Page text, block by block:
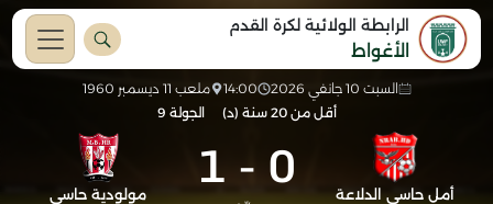
الرابطة الولائية لكرة القدم
الأغواط
السبت 10 جانفي 2026 14:00
ملعب 11 ديسمبر 1960
أقل من 20 سنة (د)
الجولة 9
أمل حاسي الدلاعة 0
-
1
مولودية حاسي